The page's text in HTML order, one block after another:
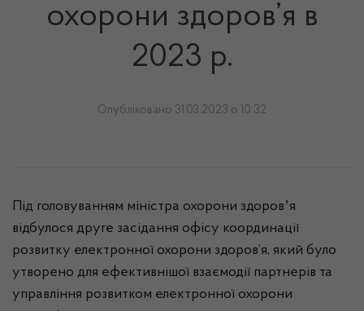
охорони здоров’я в
2023 р.
Опубліковано 31.03.2023 о 10:32
Під головуванням міністра охорони здоровʼя
відбулося друге засідання офісу координації
розвитку електронної охорони здоров’я, який було
утворено для ефективнішої взаємодії партнерів та
управління розвитком електронної охорони